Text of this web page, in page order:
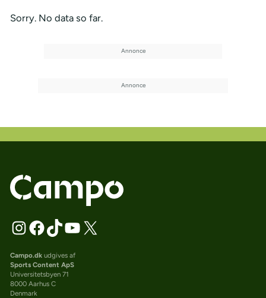
Sorry. No data so far.
Campo.dkudgives af
Sports Content ApS
Universitetsbyen 71
8000 Aarhus C
Denmark